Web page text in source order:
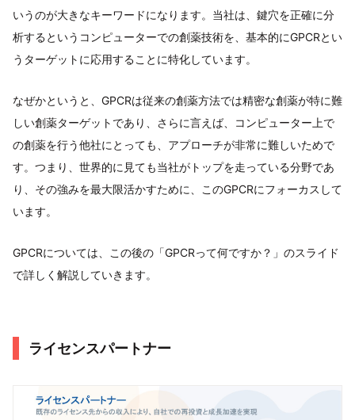
いうのが大きなキーワードになります。当社は、鍵穴を正確に分
析するというコンピューターでの創薬技術を、基本的にGPCRとい
うターゲットに応用することに特化しています。
なぜかというと、GPCRは従来の創薬方法では精密な創薬が特に難
しい創薬ターゲットであり、さらに言えば、コンピューター上で
の創薬を行う他社にとっても、アプローチが非常に難しいためで
す。つまり、世界的に見ても当社がトップを走っている分野であ
り、その強みを最大限活かすために、このGPCRにフォーカスして
います。
GPCRについては、この後の「GPCRって何ですか？」のスライド
で詳しく解説していきます。
ライセンスパートナー